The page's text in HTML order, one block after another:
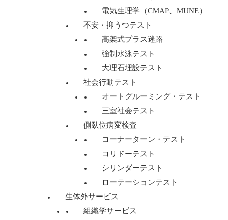
電気生理学（CMAP、MUNE）
不安・抑うつテスト
高架式プラス迷路
強制水泳テスト
大理石埋設テスト
社会行動テスト
オートグルーミング・テスト
三室社会テスト
側臥位病変検査
コーナーターン・テスト
コリドーテスト
シリンダーテスト
ローテーションテスト
生体外サービス
組織学サービス